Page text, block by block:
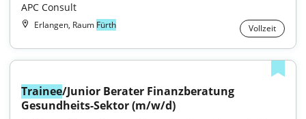
APC Consult
Erlangen, Raum Fürth Vollzeit
Trainee/Junior Berater Finanzberatung
Gesundheits-Sektor (m/w/d)